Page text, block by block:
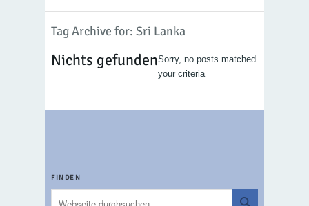
Tag Archive for: Sri Lanka
Nichts gefundenSorry, no posts matched
your criteria
FINDEN